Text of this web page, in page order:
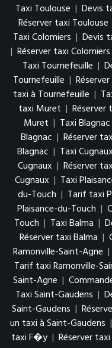
Taxi Toulouse | Devis
Réserver taxi Toulouse
Taxi Colomiers | Devis
| Réserver taxi Colomiers
Taxi Tournefeuille |
Tournefeuille |
taxi à Tournefeuille |
taxi Muret |
Muret | Taxi Blagnac
Blagnac | Réserver
Blagnac | Taxi Cugnaux
Cugnaux | Réserver
Cugnaux | Taxi
du-Touch | Tarif taxi
Plaisance-du-Touch |
Touch | Taxi Balma |
Réserver taxi Balma |
Ramonville-Saint-Agne |
Tarif taxi Ramonville-
Saint-Agne |
Taxi Saint-Gaudens |
Saint-Gaudens |
un taxi à Saint-Gaudens |
taxi F�y | Réserver